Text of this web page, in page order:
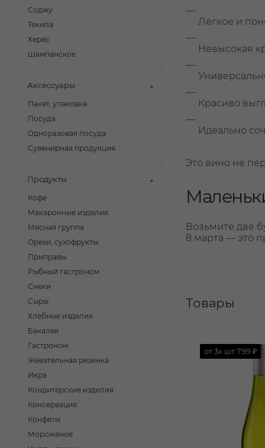
Лёгкое и
Невысокая
Красиво
Идеально
Это вино не
Возьмите две
8 марта — это
Товары
от 3х шт 799 ₽
Соджу
Текила
Херес
Шампанское
Аксессуары
Пакет, упаковка
Посуда
Одноразовая посуда
Сувенирная продукция
Продукты
Кофе
Макаронные изделия
Мясная группа
Орехи, сухофрукты
Приправы
Рыбный гастроном
Снеки
Сыры
Хлебные изделия
Бакалея
Гастроном
Жевательная резинка
Икра
Кондитерские изделия
Консервация
Конфеты
Мороженое